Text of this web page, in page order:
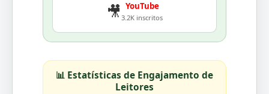
🎥 YouTube
3.2K inscritos
📊 Estatísticas de Engajamento de
Leitores